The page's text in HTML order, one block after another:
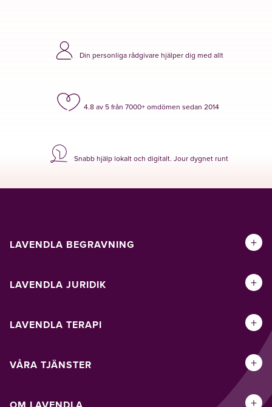
Din personliga rådgivare hjälper dig med allt
4.8 av 5 från 7000+ omdömen sedan 2014
Snabb hjälp lokalt och digitalt. Jour dygnet runt
LAVENDLA BEGRAVNING +
LAVENDLA JURIDIK +
LAVENDLA TERAPI +
VÅRA TJÄNSTER +
+